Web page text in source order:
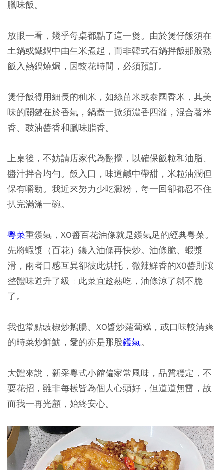
臘味飯。
放眼一看，幾乎每桌都點了這一煲。由於煲仔飯須在
土鍋或鐵鍋中由生米煮起，而非韓式石鍋拌飯那般熟
飯入熱鍋燒焗，因較花時間，必須預訂。
煲仔飯得用細長的秈米，如絲苗米或泰國香米，其美
味的關鍵在於香氣，鍋蓋一掀須濃香四溢，混合著米
香、豉油醬香和臘味脂香。
上桌後，不妨請店家代為翻攪，以確保飯粒和油脂、
醬汁拌合均勻。飯入口，味道鹹中帶甜，米粒油潤但
保有嚼勁。我近來努力少吃澱粉，每一回卻都忍不住
扒完滿滿一碗。
粵菜重鑊氣，XO醬百花油條就是鑊氣足的經典粵菜。
先將蝦漿（百花）鑲入油條再快炒。油條脆、蝦漿
滑，兩者口感互異卻彼此烘托，微辣鮮香的XO醬則讓
整體味道升了級；此菜宜趁熱吃，油條涼了就不脆
了。
我也常點豉椒炒鵝腸、XO醬炒蘿蔔糕，或口味較清爽
的時菜炒鮮魷，愛的亦是那股鑊氣。
大體來說，新采粵式小館偏家常風味，品質穩定，不
耍花招，雖非每樣皆為個人心頭好，但道道無雷，故
而我一再光顧，始終安心。